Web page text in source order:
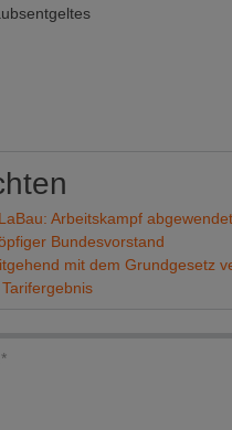
Arbeitskampf abgewendet
Bundesvorstand
mit dem Grundgesetz